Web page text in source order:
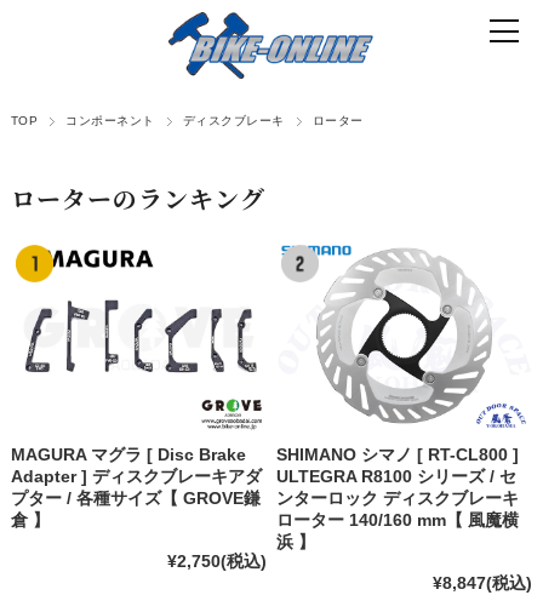
TOP コンポーネント ディスクブレーキ ローター
ローターのランキング
MAGURA マグラ [ Disc Brake
Adapter ] ディスクブレーキアダ
プター / 各種サイズ【 GROVE鎌
倉 】
¥2,750(税込)
SHIMANO シマノ [ RT-CL800 ]
ULTEGRA R8100 シリーズ / セ
ンターロック ディスクブレーキ
ローター 140/160 mm【 風魔横
浜 】
¥8,847(税込)